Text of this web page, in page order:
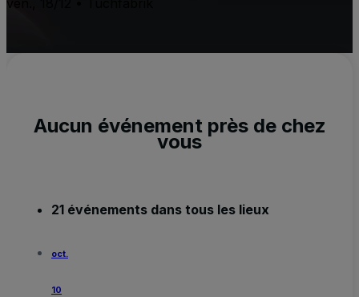
ven., 18/12 • Tuchfabrik
Aucun événement près de chez
vous
21 événements dans tous les lieux
oct.
10